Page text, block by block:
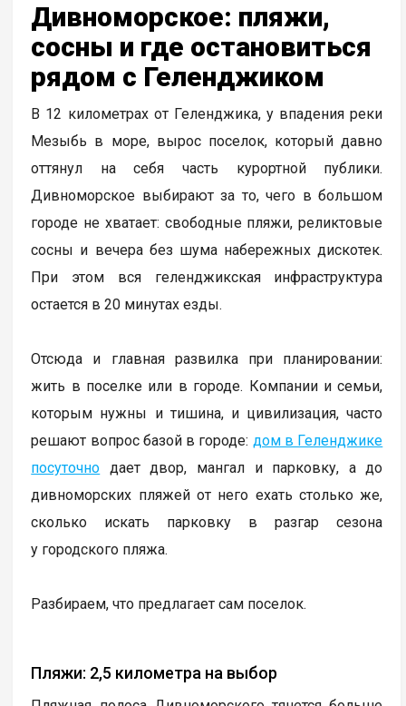
Дивноморское: пляжи,
сосны и где остановиться
рядом с Геленджиком
В 12 километрах от Геленджика, у впадения реки
Мезыбь в море, вырос поселок, который давно
оттянул на себя часть курортной публики.
Дивноморское выбирают за то, чего в большом
городе не хватает: свободные пляжи, реликтовые
сосны и вечера без шума набережных дискотек.
При этом вся геленджикская инфраструктура
остается в 20 минутах езды.
Отсюда и главная развилка при планировании:
жить в поселке или в городе. Компании и семьи,
которым нужны и тишина, и цивилизация, часто
решают вопрос базой в городе: дом в Геленджике
посуточно дает двор, мангал и парковку, а до
дивноморских пляжей от него ехать столько же,
сколько искать парковку в разгар сезона
у городского пляжа.
Разбираем, что предлагает сам поселок.
Пляжи: 2,5 километра на выбор